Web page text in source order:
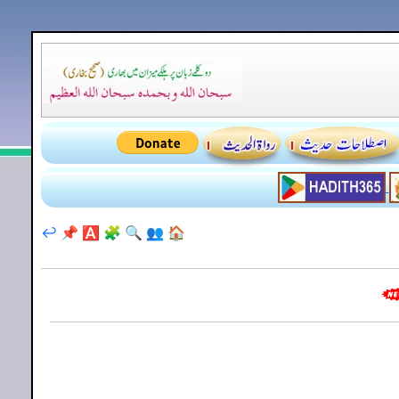
🏠
👥
🔍
🧩
🅰️
📌
↩️